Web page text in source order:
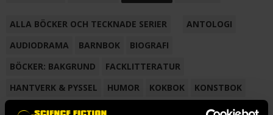
ALLA BÖCKER OCH TECKNADE SERIER
ANTOLOGI
AUDIODRAMA
BARNBOK
BIOGRAFI
BÖCKER: BAKGRUND
FACKLITTERATUR
HANTVERK & PYSSEL
HUMOR KOKBOK
KONSTBOK
KORTROMAN
LÄROBOK
NOVELL